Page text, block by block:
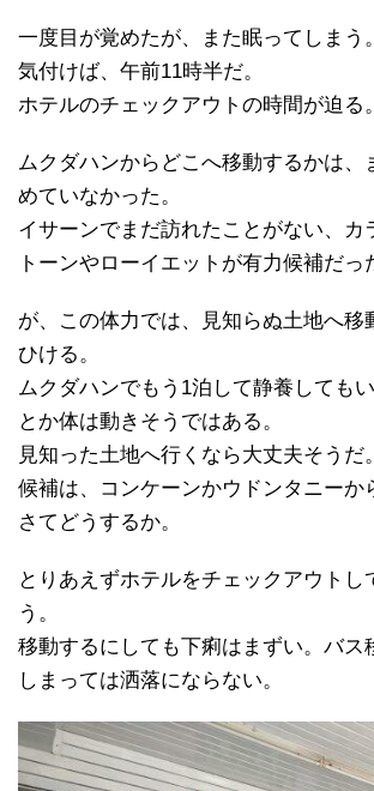
一度目が覚めたが、また眠ってしまう。
気付けば、午前11時半だ。
ホテルのチェックアウトの時間が迫る。
ムクダハンからどこへ移動するかは、
めていなかった。
イサーンでまだ訪れたことがない、カ
トーンやローイエットが有力候補だっ
が、この体力では、見知らぬ土地へ移
ひける。
ムクダハンでもう1泊して静養しても
とか体は動きそうではある。
見知った土地へ行くなら大丈夫そうだ。
候補は、コンケーンかウドンタニーか
さてどうするか。
とりあえずホテルをチェックアウトし
う。
移動するにしても下痢はまずい。バス
しまっては洒落にならない。